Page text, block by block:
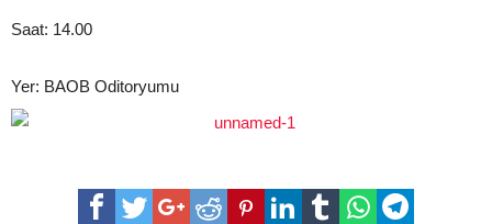
Saat: 14.00
Yer: BAOB Oditoryumu